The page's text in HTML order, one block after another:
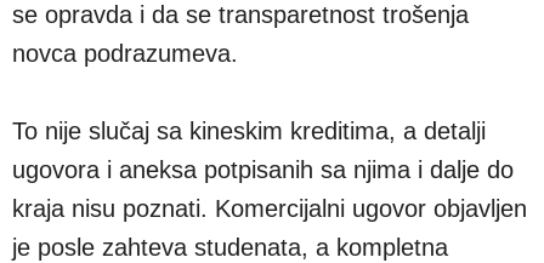
se opravda i da se transparetnost trošenja
novca podrazumeva.
To nije slučaj sa kineskim kreditima, a detalji
ugovora i aneksa potpisanih sa njima i dalje do
kraja nisu poznati. Komercijalni ugovor objavljen
je posle zahteva studenata, a kompletna